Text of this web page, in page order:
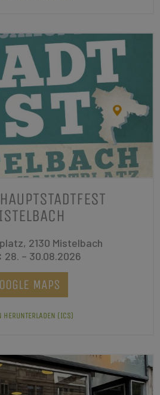
2130 Mistelbach
28. – 30.08.2026
MAPS
HERUNTERLADEN (ICS)